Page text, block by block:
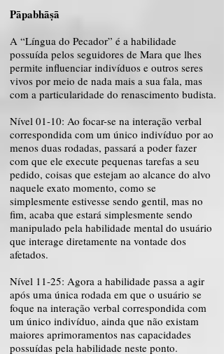
Pāpabhāṣā
A “Língua do Pecador” é a habilidade
possuída pelos seguidores de Mara que lhes
permite influenciar indivíduos e outros seres
vivos por meio de nada mais a sua fala, mas
com a particularidade do renascimento budista.
Nível 01-10: Ao focar-se na interação verbal
correspondida com um único indivíduo por ao
menos duas rodadas, passará a poder fazer
com que ele execute pequenas tarefas a seu
pedido, coisas que estejam ao alcance do alvo
naquele exato momento, como se
simplesmente estivesse sendo gentil, mas no
fim, acaba que estará simplesmente sendo
manipulado pela habilidade mental do usuário
que interage diretamente na vontade dos
afetados.
Nível 11-25: Agora a habilidade passa a agir
após uma única rodada em que o usuário se
foque na interação verbal correspondida com
um único indivíduo, ainda que não existam
maiores aprimoramentos nas capacidades
possuídas pela habilidade neste ponto.